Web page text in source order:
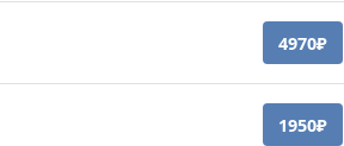
4970₽
1950₽